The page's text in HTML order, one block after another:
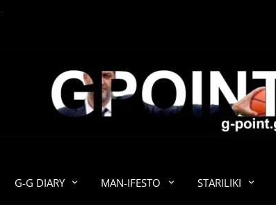
G-
G-G DIARY MAN-IFESTO STARILIKI